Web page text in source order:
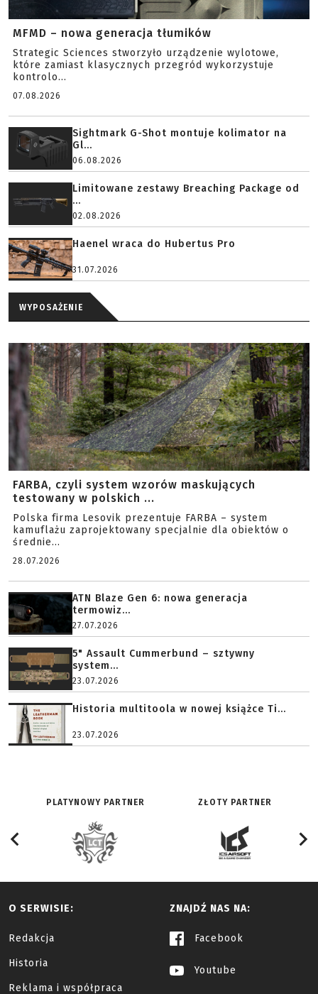
MFMD – nowa generacja tłumików
Strategic Sciences stworzyło urządzenie wylotowe,
które zamiast klasycznych przegród wykorzystuje
kontrolo...
07.08.2026
Sightmark G-Shot montuje kolimator na
Gl...
06.08.2026
Limitowane zestawy Breaching Package od
...
02.08.2026
Haenel wraca do Hubertus Pro
31.07.2026
WYPOSAŻENIE
FARBA, czyli system wzorów maskujących
testowany w polskich ...
Polska firma Lesovik prezentuje FARBA – system
kamuflażu zaprojektowany specjalnie dla obiektów o
średnie...
28.07.2026
ATN Blaze Gen 6: nowa generacja
termowiz...
27.07.2026
5" Assault Cummerbund – sztywny
system...
23.07.2026
Historia multitoola w nowej książce Ti...
23.07.2026
PLATYNOWY PARTNER ZŁOTY PARTNER
O SERWISIE:
Redakcja
Historia
Reklama i współpraca
ZNAJDŹ NAS NA:
Facebook
Youtube